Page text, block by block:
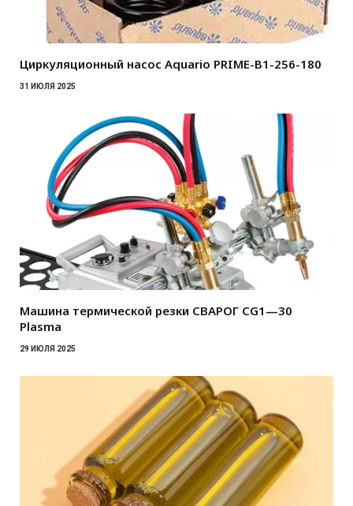
Циркуляционный насос Aquario PRIME-B1-256-180
31 ИЮЛЯ 2025
Машина термической резки СВАРОГ CG1—30
Plasma
29 ИЮЛЯ 2025